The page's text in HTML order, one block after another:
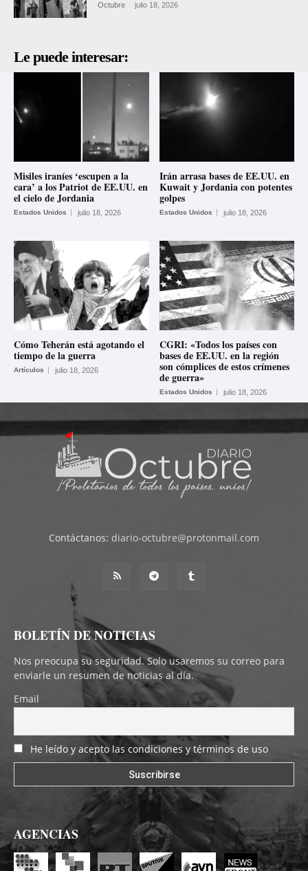
Octubre - julio 18, 2026
Le puede interesar:
Misiles iraníes ‘escupen a la
cara’ a los Patriot de EE.UU. en
el cielo de Jordania
Estados Unidos julio 18, 2026
Irán arrasa bases de EE.UU. en
Kuwait y Jordania con potentes
golpes
Estados Unidos julio 18, 2026
Cómo Teherán está agotando el
tiempo de la guerra
Artículos julio 18, 2026
CGRI: «Todos los países con
bases de EE.UU. en la región
son cómplices de estos crímenes
de guerra»
Estados Unidos julio 18, 2026
Contáctanos: diario-octubre@protonmail.com
BOLETÍN DE NOTICIAS
Nos preocupa su seguridad. Solo usaremos su correo para
enviarle un resumen de noticias al día.
Email
He leído y acepto las condiciones y términos de uso
AGENCIAS